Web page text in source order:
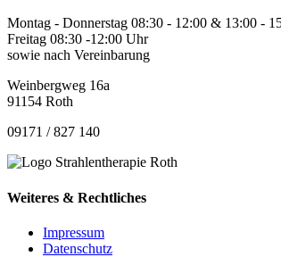
Montag - Donnerstag 08:30 - 12:00 & 13:00 -
Freitag 08:30 -12:00 Uhr
sowie nach Vereinbarung
Weinbergweg 16a
91154 Roth
09171 / 827 140
Weiteres & Rechtliches
Impressum
Datenschutz